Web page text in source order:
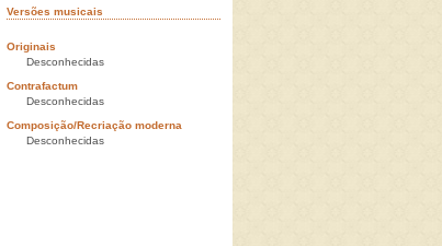
Versões musicais
Originais
Desconhecidas
Contrafactum
Desconhecidas
Composição/Recriação moderna
Desconhecidas